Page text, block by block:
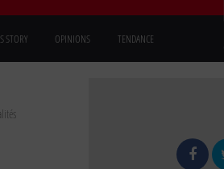
STORY OPINIONS TENDANCE